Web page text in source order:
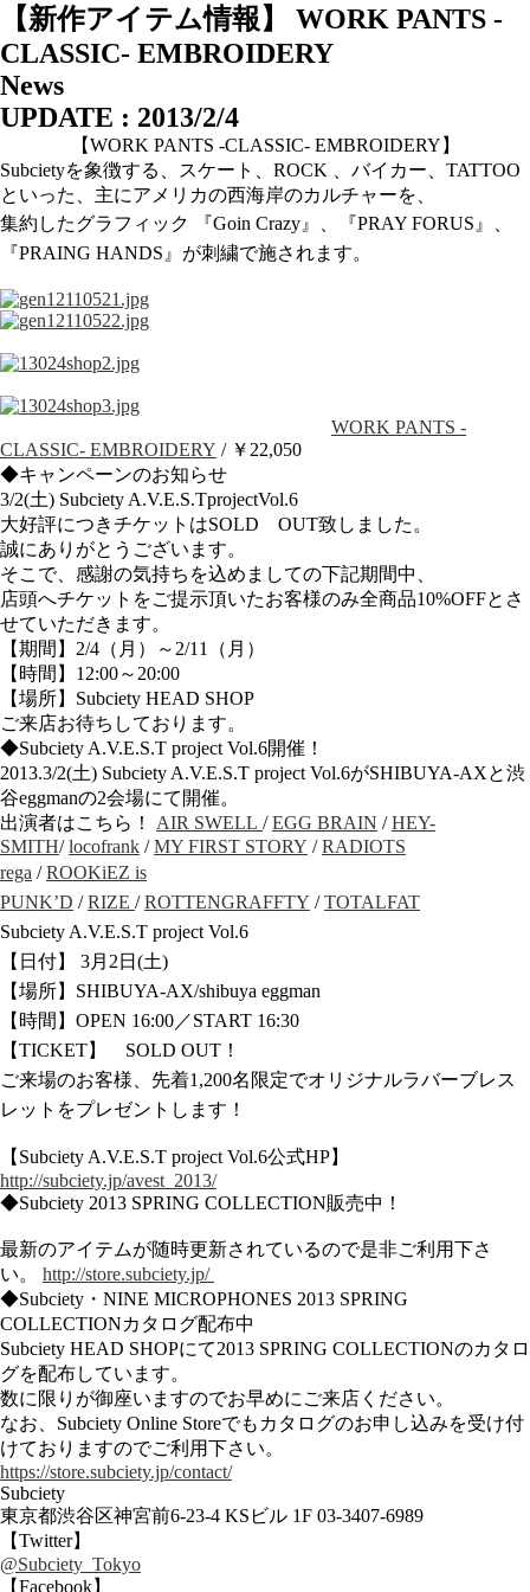
【新作アイテム情報】 WORK PANTS -
CLASSIC- EMBROIDERY
News
UPDATE : 2013/2/4
【WORK PANTS -CLASSIC- EMBROIDERY】
Subcietyを象徴する、スケート、ROCK 、バイカー、TATTOO
といった、主にアメリカの西海岸のカルチャーを、
集約したグラフィック 『Goin Crazy』、 『PRAY FORUS』、
『PRAING HANDS』が刺繍で施されます。
WORK PANTS -
CLASSIC- EMBROIDERY / ￥22,050
◆キャンペーンのお知らせ
3/2(土) Subciety A.V.E.S.TprojectVol.6
大好評につきチケットはSOLD OUT致しました。
誠にありがとうございます。
そこで、感謝の気持ちを込めましての下記期間中、
店頭へチケットをご提示頂いたお客様のみ全商品10%OFFとさ
せていただきます。
【期間】2/4（月）～2/11（月）
【時間】12:00～20:00
【場所】Subciety HEAD SHOP
ご来店お待ちしております。
◆Subciety A.V.E.S.T project Vol.6開催！
2013.3/2(土) Subciety A.V.E.S.T project Vol.6がSHIBUYA-AXと渋
谷eggmanの2会場にて開催。
出演者はこちら！ AIR SWELL /EGG BRAIN /HEY-
SMITH/locofrank /MY FIRST STORY /RADIOTS
rega /ROOKiEZ is
PUNK’D /RIZE /ROTTENGRAFFTY / TOTALFAT
Subciety A.V.E.S.T project Vol.6
【日付】 3月2日(土)
【場所】SHIBUYA-AX/shibuya eggman
【時間】OPEN 16:00／START 16:30
【TICKET】 SOLD OUT！
ご来場のお客様、先着1,200名限定でオリジナルラバーブレス
レットをプレゼントします！
【Subciety A.V.E.S.T project Vol.6公式HP】
http://subciety.jp/avest_2013/
◆Subciety 2013 SPRING COLLECTION販売中！
最新のアイテムが随時更新されているので是非ご利用下さ
い。 http://store.subciety.jp/
◆Subciety・NINE MICROPHONES 2013 SPRING
COLLECTIONカタログ配布中
Subciety HEAD SHOPにて2013 SPRING COLLECTIONのカタロ
グを配布しています。
数に限りが御座いますのでお早めにご来店ください。
なお、Subciety Online Storeでもカタログのお申し込みを受け付
けておりますのでご利用下さい。
https://store.subciety.jp/contact/
Subciety
東京都渋谷区神宮前6-23-4 KSビル 1F 03-3407-6989
【Twitter】
@Subciety_Tokyo
【Facebook】